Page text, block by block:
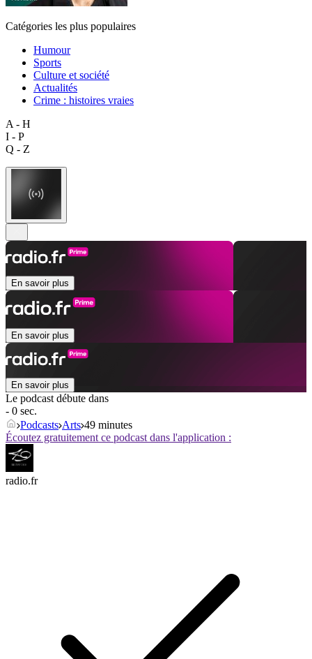
Catégories les plus populaires
Humour
Sports
Culture et société
Actualités
Crime : histoires vraies
A - H
I - P
Q - Z
En savoir plus
En savoir plus
En savoir plus
Le podcast débute dans
- 0 sec.
Podcasts Arts 49 minutes
Écoutez gratuitement ce podcast dans l'application :
radio.fr